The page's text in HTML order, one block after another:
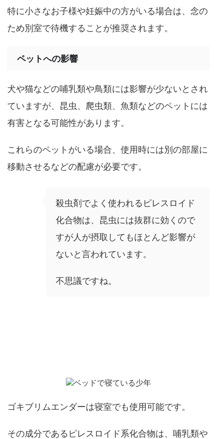
特に小さなお子様や妊娠中の方がいる場合は、念の
ため別室で待機することが推奨されます。
ペットへの影響
犬や猫などの哺乳類や鳥類には影響が少ないとされ
ていますが、昆虫、爬虫類、魚類などのペットには
有害となる可能性があります。
これらのペットがいる場合、使用時には別の部屋に
移動させるなどの配慮が必要です。
殺虫剤でよく使われるピレスロイド
化合物は、昆虫には抜群に効くので
すが人が摂取してもほとんど影響が
ないと言われています。
不思議ですね。
ゴキブリムエンダーは寝室でも使用可能です。
その成分であるピレスロイド系化合物は、哺乳類や